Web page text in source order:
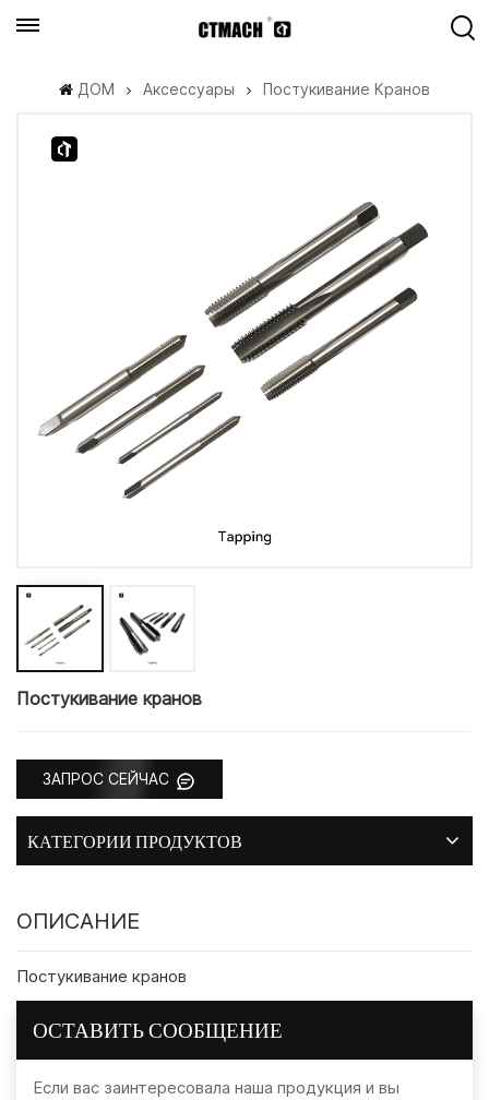
ДОМ Аксессуары Постукивание Кранов
Постукивание кранов
ЗАПРОС СЕЙЧАС
КАТЕГОРИИ ПРОДУКТОВ
ОПИСАНИЕ
Постукивание кранов
ОСТАВИТЬ СООБЩЕНИЕ
Если вас заинтересовала наша продукция и вы